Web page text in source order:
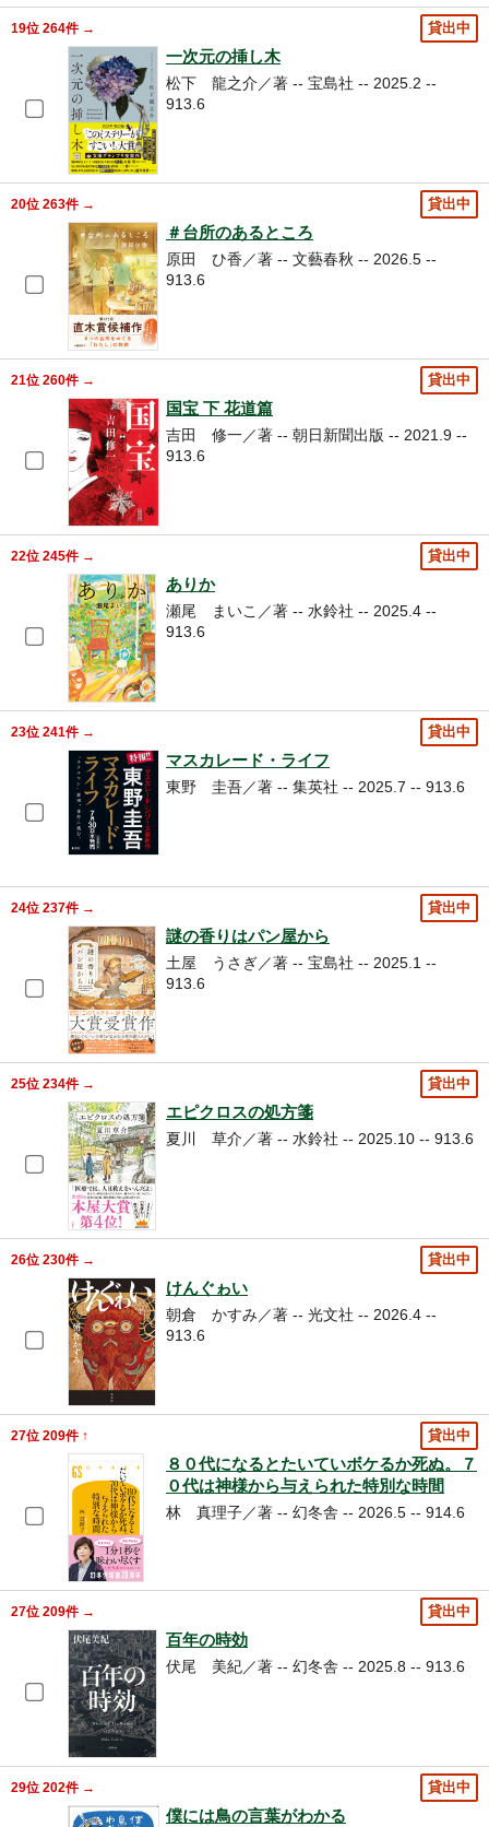
貸出中
19位 264件 →
一次元の挿し木
松下 龍之介／著 -- 宝島社 -- 2025.2 --
913.6
貸出中
20位 263件 →
＃台所のあるところ
原田 ひ香／著 -- 文藝春秋 -- 2026.5 --
913.6
貸出中
21位 260件 →
国宝 下 花道篇
吉田 修一／著 -- 朝日新聞出版 -- 2021.9 --
913.6
貸出中
22位 245件 →
ありか
瀬尾 まいこ／著 -- 水鈴社 -- 2025.4 --
913.6
貸出中
23位 241件 →
マスカレード・ライフ
東野 圭吾／著 -- 集英社 -- 2025.7 -- 913.6
貸出中
24位 237件 →
謎の香りはパン屋から
土屋 うさぎ／著 -- 宝島社 -- 2025.1 --
913.6
貸出中
25位 234件 →
エピクロスの処方箋
夏川 草介／著 -- 水鈴社 -- 2025.10 -- 913.6
貸出中
26位 230件 →
けんぐゎい
朝倉 かすみ／著 -- 光文社 -- 2026.4 --
913.6
貸出中
27位 209件 ↑
８０代になるとたいていボケるか死ぬ。７
０代は神様から与えられた特別な時間
林 真理子／著 -- 幻冬舎 -- 2026.5 -- 914.6
貸出中
27位 209件 →
百年の時効
伏尾 美紀／著 -- 幻冬舎 -- 2025.8 -- 913.6
貸出中
29位 202件 →
僕には鳥の言葉がわかる